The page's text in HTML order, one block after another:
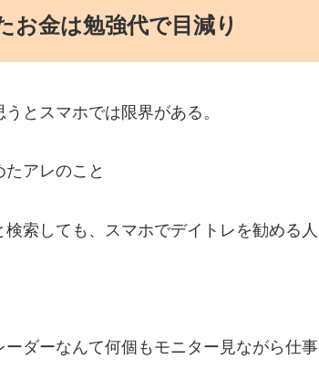
お金は勉強代で目減り
とスマホでは限界がある。
アレのこと
索しても、スマホでデイトレを勧める人
ダーなんて何個もモニター見ながら仕